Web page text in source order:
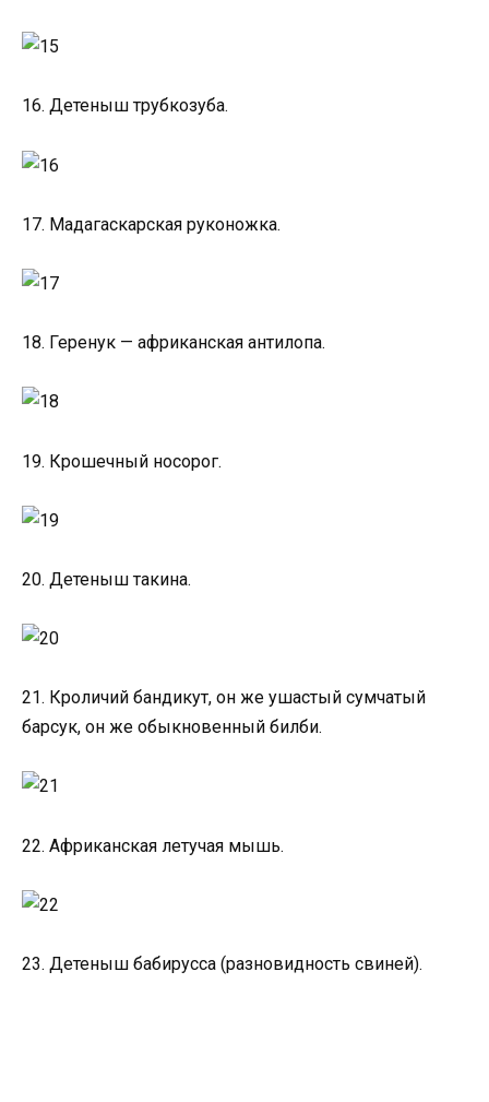
16. Детеныш трубкозуба.
17. Мадагаскарская руконожка.
18. Геренук — африканская антилопа.
19. Крошечный носорог.
20. Детеныш такина.
21. Кроличий бандикут, он же ушастый сумчатый
барсук, он же обыкновенный билби.
22. Африканская летучая мышь.
23. Детеныш бабирусса (разновидность свиней).